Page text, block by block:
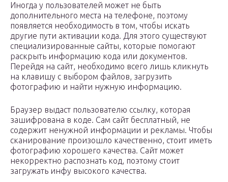
Иногда у пользователей может не быть
дополнительного места на телефоне, поэтому
появляется необходимость в том, чтобы искать
другие пути активации кода. Для этого существуют
специализированные сайты, которые помогают
раскрыть информацию кода или документов.
Перейдя на сайт, необходимо всего лишь кликнуть
на клавишу с выбором файлов, загрузить
фотографию и найти нужную информацию.
Браузер выдаст пользователю ссылку, которая
зашифрована в коде. Сам сайт бесплатный, не
содержит ненужной информации и рекламы. Чтобы
сканирование произошло качественно, стоит иметь
фотографию хорошего качества. Сайт может
некорректно распознать код, поэтому стоит
загружать инфу высокого качества.